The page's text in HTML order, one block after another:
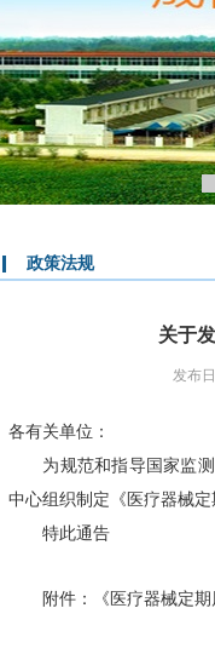
政策法规
关于
发布
各有关单位：
为规范和指导国家监测
中心组织制定《医疗器械
特此通告
附件：《医疗器械定期